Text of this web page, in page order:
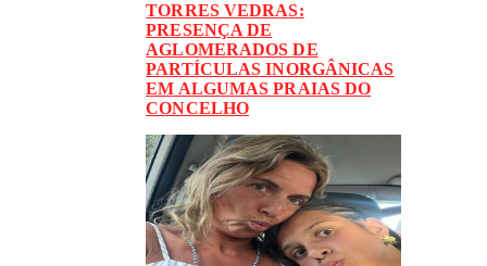
TORRES VEDRAS:
PRESENÇA DE
AGLOMERADOS DE
PARTÍCULAS INORGÂNICAS
EM ALGUMAS PRAIAS DO
CONCELHO